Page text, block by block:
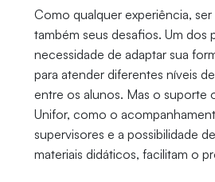
Como qualquer experiência,
também seus desafios. Um dos
necessidade de adaptar sua
para atender diferentes níveis
entre os alunos. Mas o suporte
Unifor, como o
supervisores e a possibilidade
materiais didáticos, facilitam o